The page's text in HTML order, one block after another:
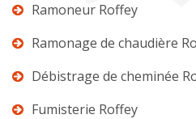
Ramoneur Roffey
Ramonage de chaudière
Débistrage de cheminée
Fumisterie Roffey